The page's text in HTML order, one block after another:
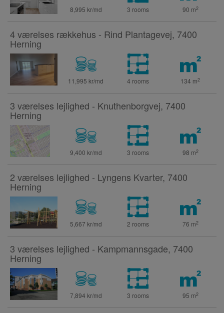
8,995 kr/md 3 rooms 90 m2
4 værelses rækkehus - Rind Plantagevej, 7400
Herning
11,995 kr/md 4 rooms 134 m2
3 værelses lejlighed - Knuthenborgvej, 7400
Herning
9,400 kr/md 3 rooms 98 m2
2 værelses lejlighed - Lyngens Kvarter, 7400
Herning
5,667 kr/md 2 rooms 76 m2
3 værelses lejlighed - Kampmannsgade, 7400
Herning
7,894 kr/md 3 rooms 95 m2